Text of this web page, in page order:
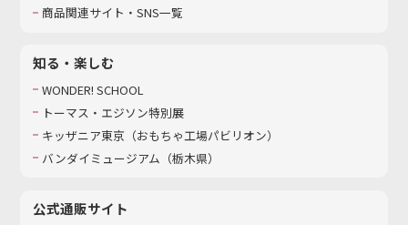
商品関連サイト・SNS一覧
知る・楽しむ
WONDER! SCHOOL
トーマス・エジソン特別展
キッザニア東京（おもちゃ工場パビリオン）​
バンダイミュージアム（栃木県）
公式通販サイト